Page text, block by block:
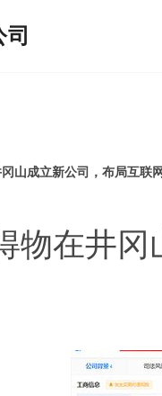
山成立新公司，布局互联
物在井冈